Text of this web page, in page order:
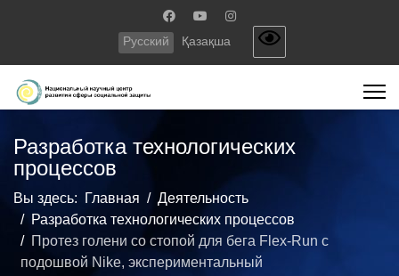
Русский Қазақша
Разработка технологических
процессов
Вы здесь: Главная
Деятельность
Разработка технологических процессов
Протез голени со стопой для бега Flex-Run с
подошвой Nike, экспериментальный